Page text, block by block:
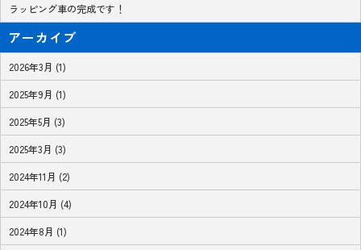
ラッピング車の完成です！
アーカイブ
2026年3月 (1)
2025年9月 (1)
2025年5月 (3)
2025年3月 (3)
2024年11月 (2)
2024年10月 (4)
2024年8月 (1)